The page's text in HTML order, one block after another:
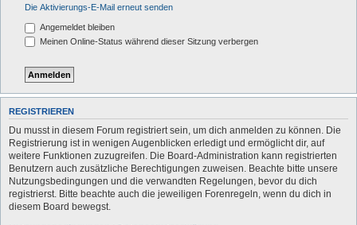
Die Aktivierungs-E-Mail erneut senden
Angemeldet bleiben
Meinen Online-Status während dieser Sitzung verbergen
REGISTRIEREN
Du musst in diesem Forum registriert sein, um dich anmelden zu können. Die
Registrierung ist in wenigen Augenblicken erledigt und ermöglicht dir, auf
weitere Funktionen zuzugreifen. Die Board-Administration kann registrierten
Benutzern auch zusätzliche Berechtigungen zuweisen. Beachte bitte unsere
Nutzungsbedingungen und die verwandten Regelungen, bevor du dich
registrierst. Bitte beachte auch die jeweiligen Forenregeln, wenn du dich in
diesem Board bewegst.